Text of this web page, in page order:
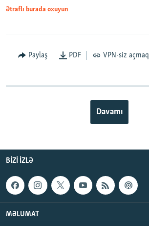
Ətraflı burada oxuyun
Paylaş PDF VPN-siz açmaq
Davamı
BIZI IZLƏ
MƏLUMAT